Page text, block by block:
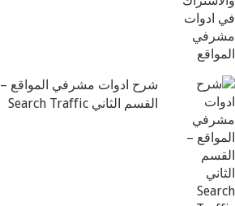
شرح ادوات مشرفي المواقع –
القسم الثاني Search Traffic